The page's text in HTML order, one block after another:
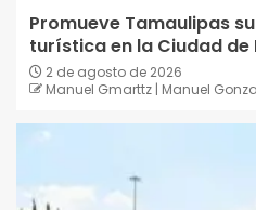
Promueve Tamaulipas
turística en la Ciudad de
2 de agosto de 2026
Manuel Gmarttz | Manuel